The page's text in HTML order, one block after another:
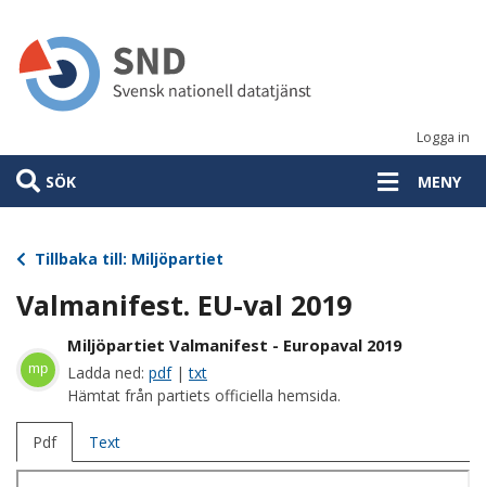
huvudinnehåll
Logga in
SÖK MENY
Tillbaka till: Miljöpartiet
Valmanifest. EU-val 2019
mp
Miljöpartiet Valmanifest - Europaval 2019
Ladda ned: pdf|txt
Hämtat från partiets officiella hemsida.
Pdf Text